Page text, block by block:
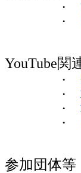
・
・
YouTube関
・
・
・
・
参加団体等